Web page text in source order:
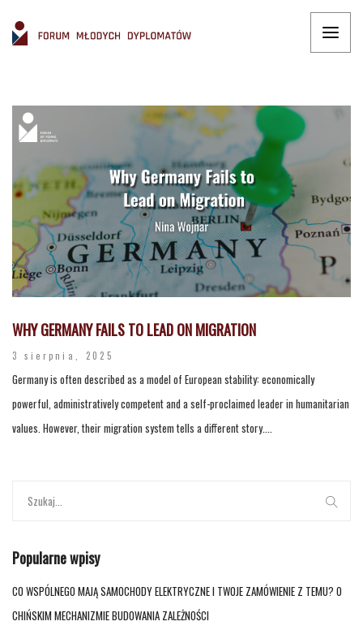
WHY GERMANY FAILS TO LEAD ON MIGRATION
3 sierpnia, 2025
Germany is often described as a model of European stability: economically
powerful, administratively competent and a self-proclaimed leader in humanitarian
values. However, their migration system tells a different story....
Popularne wpisy
CO WSPÓLNEGO MAJĄ SAMOCHODY ELEKTRYCZNE I TWOJE ZAMÓWIENIE Z TEMU? O
CHIŃSKIM MECHANIZMIE BUDOWANIA ZALEŻNOŚCI